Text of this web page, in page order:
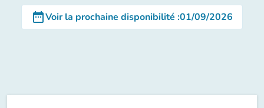
date_rangeVoir la prochaine disponibilité :01/09/2026